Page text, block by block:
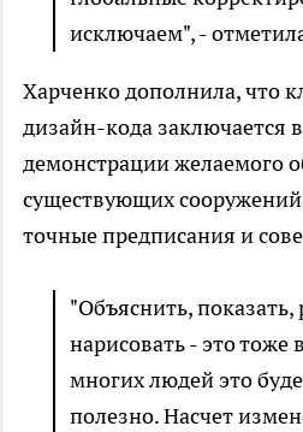
исключаем", -
Харченко дополнила, что
дизайн-кода заключается
демонстрации желаемого
существующих
точные предписания и
"Объяснить, показать,
нарисовать - это тоже
многих людей это
полезно. Насчет